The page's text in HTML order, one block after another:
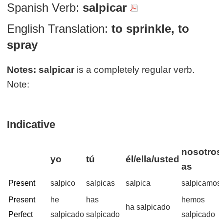
Spanish Verb: salpicar
English Translation: to sprinkle, to
spray
Notes: salpicar is a completely regular verb.
Note:
Indicative
yo tú él/ella/usted
as
Present salpico salpicas salpica
Present
Perfect
he
salpicado
has
salpicado
ha salpicado
hemos
salpicado